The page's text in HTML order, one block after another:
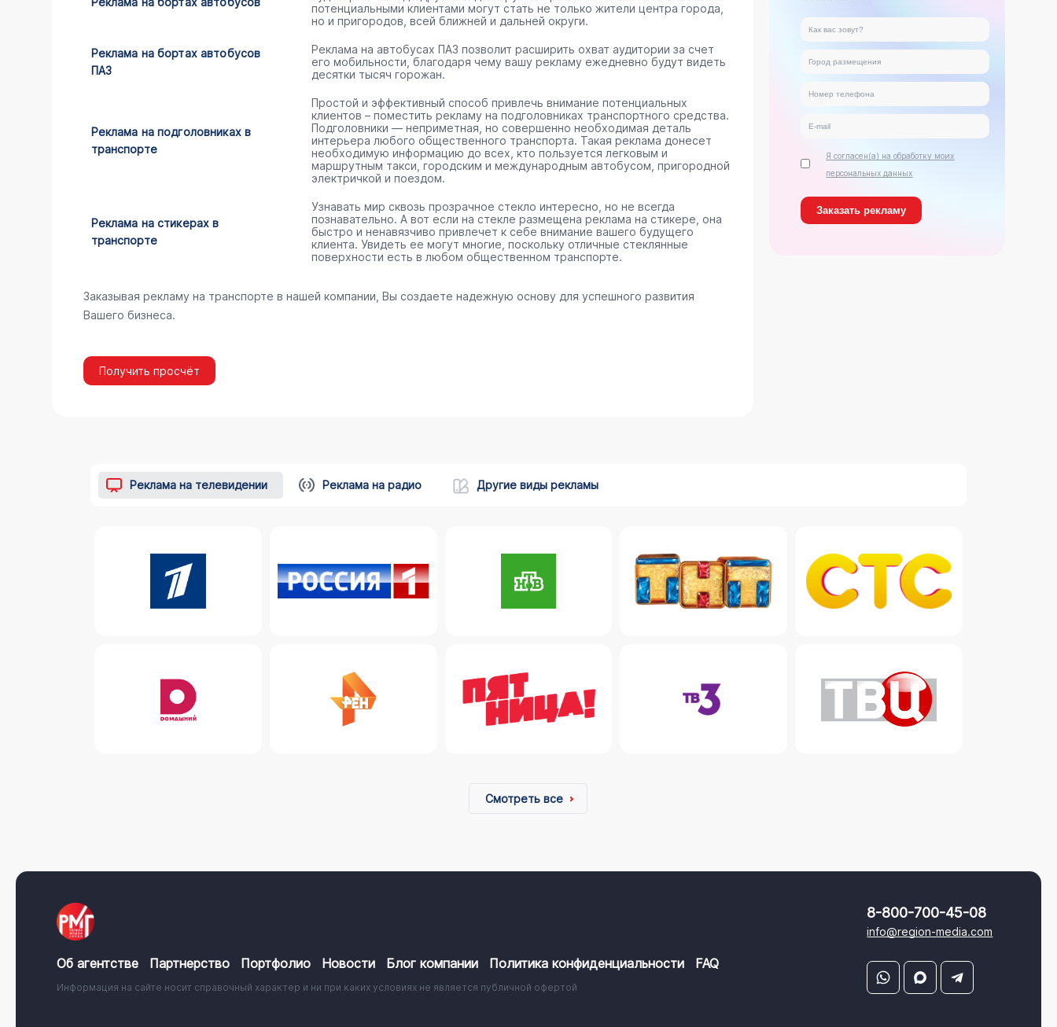
потенциальными клиентами могут стать не только жители центра города,
но и пригородов, всей ближней и дальней округи.
Реклама на бортах автобусов
ПАЗ
Реклама на автобусах ПАЗ позволит расширить охват аудитории за счет
его мобильности, благодаря чему вашу рекламу ежедневно будут видеть
десятки тысяч горожан.
Реклама на подголовниках в
транспорте
Простой и эффективный способ привлечь внимание потенциальных
клиентов – поместить рекламу на подголовниках транспортного средства.
Подголовники — неприметная, но совершенно необходимая деталь
интерьера любого общественного транспорта. Такая реклама донесет
необходимую информацию до всех, кто пользуется легковым и
маршрутным такси, городским и международным автобусом, пригородной
электричкой и поездом.
Реклама на стикерах в
транспорте
Узнавать мир сквозь прозрачное стекло интересно, но не всегда
познавательно. А вот если на стекле размещена реклама на стикере, она
быстро и ненавязчиво привлечет к себе внимание вашего будущего
клиента. Увидеть ее могут многие, поскольку отличные стеклянные
поверхности есть в любом общественном транспорте.
Заказывая рекламу на транспорте в нашей компании, Вы создаете надежную основу для успешного развития
Вашего бизнеса.
Получить просчёт
Я согласен(а) на обработку моих
персональных данных
Реклама на телевидении Реклама на радио Другие виды рекламы
Смотреть все
8-800-700-45-08
info@region-media.com
Об агентстве Партнерство Портфолио Новости Блог компании Политика конфиденциальности FAQ
Информация на сайте носит справочный характер и ни при каких условиях не является публичной офертой